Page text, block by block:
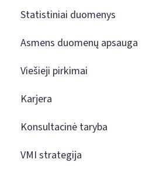
Statistiniai duomenys
Asmens duomenų apsauga
Viešieji pirkimai
Karjera
Konsultacinė taryba
VMI strategija